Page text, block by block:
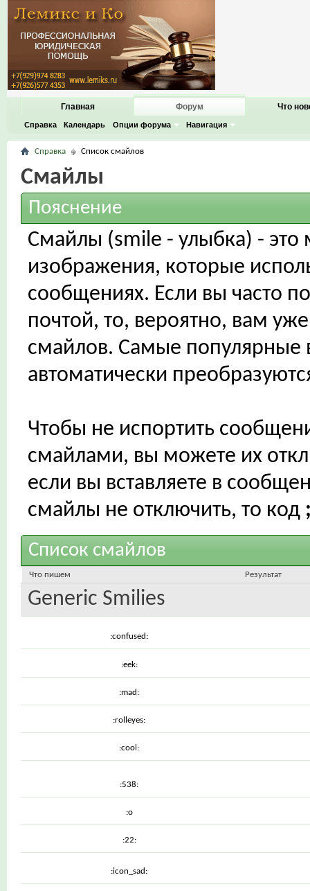
Главная Форум
Справка Календарь Опции форума Навигация
Что
Справка Список смайлов
Смайлы
Пояснение
Смайлы (smile - улыбка) - это
изображения, которые
сообщениях. Если вы часто
почтой, то, вероятно, вам
смайлов. Самые популярные
автоматически
Чтобы не испортить
смайлами, вы можете их
если вы вставляете в
смайлы не отключить, то код
Список смайлов
Что пишем Результат
Generic Smilies
:confused:
:eek:
:mad:
:rolleyes:
:cool:
:538:
:o
:22:
:icon_sad: